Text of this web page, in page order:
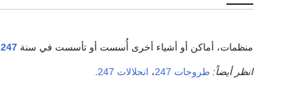
منظمات، أماكن أو أشياء أخرى أُسست أو تأسست في سنة 247
انظر أيضاً: طروحات 247 ، انحلالات 247